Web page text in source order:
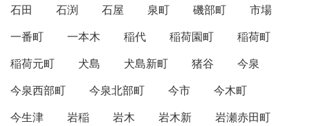
石田
石渕 石屋 泉町 磯部町
市場
一番町
一本木 稲代 稲荷園町
稲荷町
稲荷元町
犬島 犬島新町 猪谷
今泉
今泉西部町
今泉北部町 今市
今木町
今生津
岩稲 岩木 岩木新
岩瀬赤田町